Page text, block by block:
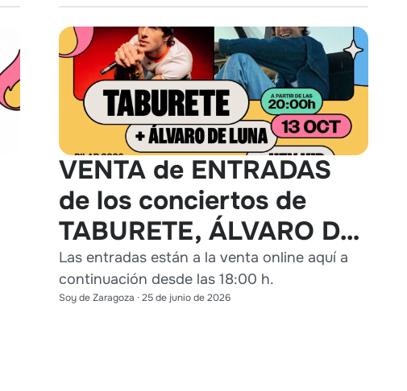
VENTA de ENTRADAS
de los conciertos de
TABURETE, ÁLVARO DE
LUNA y HEY KID en
Zaragoza
Las entradas están a la venta online aquí a
continuación desde las 18:00 h.
Soy de Zaragoza · 25 de junio de 2026